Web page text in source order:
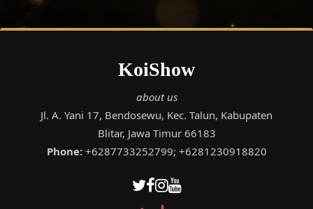
KoiShow
about us
Jl. A. Yani 17, Bendosewu, Kec. Talun, Kabupaten
Blitar, Jawa Timur 66183
Phone:+6287733252799; +6281230918820